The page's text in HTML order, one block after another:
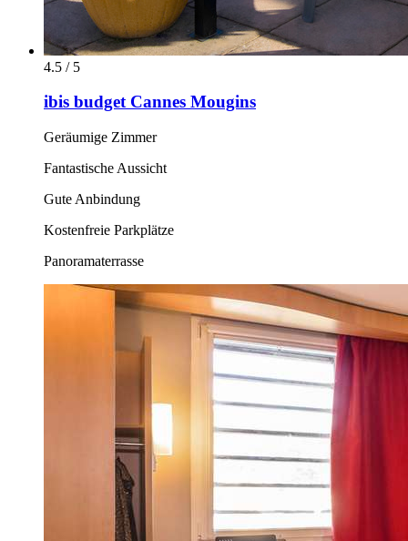
4.5 / 5
ibis budget Cannes Mougins
Geräumige Zimmer
Fantastische Aussicht
Gute Anbindung
Kostenfreie Parkplätze
Panoramaterrasse